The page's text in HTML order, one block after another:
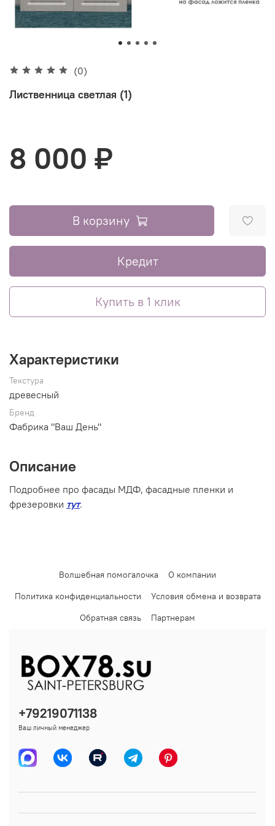
(0)
Лиственница светлая (1)
8 000 ₽
В корзину
Кредит
Купить в 1 клик
Характеристики
Текстура
древесный
Бренд
Фабрика "Ваш День"
Описание
Подробнее про фасады МДФ, фасадные пленки и
фрезеровки тут.
Волшебная помогалочка
О компании
Политика конфиденциальности
Условия обмена и возврата
Обратная связь
Партнерам
+79219071138
Ваш личный менеджер